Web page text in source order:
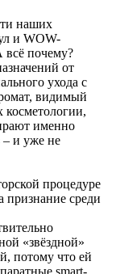
наших
и WOW-
всё почему?
от
ухода с
видимый
косметологии,
именно
– и уже не
процедуре
признание среди
«звёздной»
потому что ей
smart-